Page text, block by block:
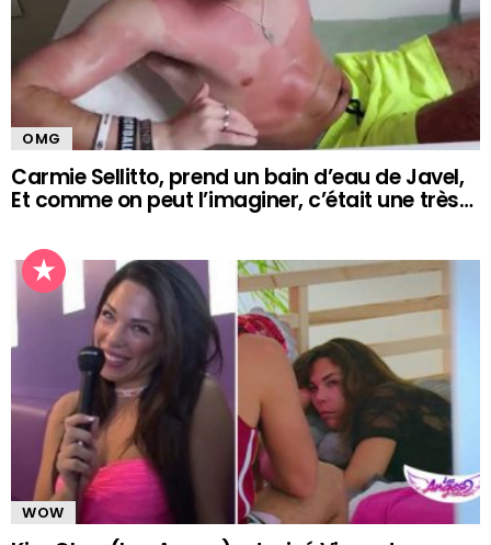
OMG
Carmie Sellitto, prend un bain d’eau de Javel,
Et comme on peut l’imaginer, c’était une très…
WOW